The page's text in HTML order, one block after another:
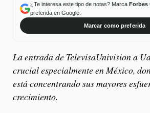
¿Te interesa este tipo de notas? Marca Forbes
preferida en Google.
Marcar como preferida
La entrada de TelevisaUnivision a
crucial especialmente en México,
está concentrando sus mayores
crecimiento.